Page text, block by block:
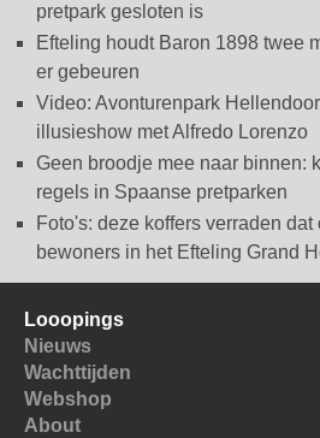
pretpark gesloten is
Efteling houdt Baron 1898 twee
er gebeuren
Video: Avonturenpark
illusieshow met Alfredo Lorenzo
Geen broodje mee naar binnen:
regels in Spaanse pretparken
Foto's: deze koffers verraden
bewoners in het Efteling Grand
Looopings
Nieuws
Wachttijden
Webshop
About